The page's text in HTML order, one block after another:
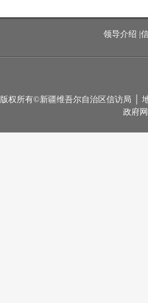
领导介绍
版权所有©新疆维吾尔自治区信访局 │
政府